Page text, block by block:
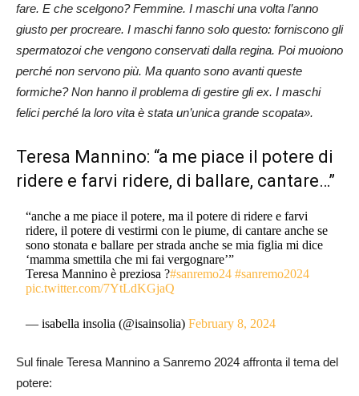
fare. E che scelgono? Femmine. I maschi una volta l’anno
giusto per procreare. I maschi fanno solo questo: forniscono gli
spermatozoi che vengono conservati dalla regina. Poi muoiono
perché non servono più. Ma quanto sono avanti queste
formiche? Non hanno il problema di gestire gli ex. I maschi
felici perché la loro vita è stata un’unica grande scopata».
Teresa Mannino: “a me piace il potere di
ridere e farvi ridere, di ballare, cantare…”
“anche a me piace il potere, ma il potere di ridere e farvi
ridere, il potere di vestirmi con le piume, di cantare anche se
sono stonata e ballare per strada anche se mia figlia mi dice
‘mamma smettila che mi fai vergognare’”
Teresa Mannino è preziosa ?#sanremo24 #sanremo2024
pic.twitter.com/7YtLdKGjaQ
— isabella insolia (@isainsolia)February 8, 2024
Sul finale Teresa Mannino a Sanremo 2024 affronta il tema del
potere: